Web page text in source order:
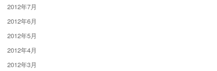
2012年7月
2012年6月
2012年5月
2012年4月
2012年3月